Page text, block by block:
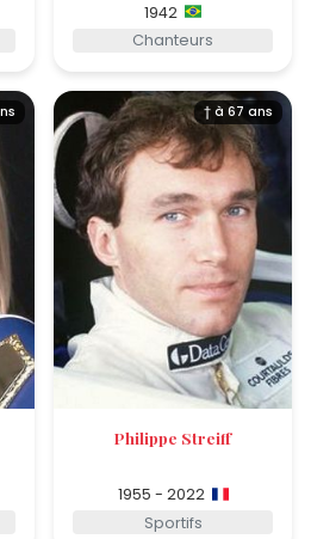
1942
Chanteurs
† à 67 ans
Philippe Streiff
1955 - 2022
Sportifs